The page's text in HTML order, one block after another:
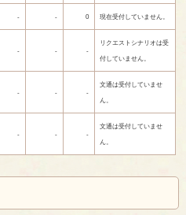
- - 0 現在受付していません。
- - -
リクエストシナリオは受
付していません。
- - -
文通は受付していませ
ん。
- - -
文通は受付していませ
ん。